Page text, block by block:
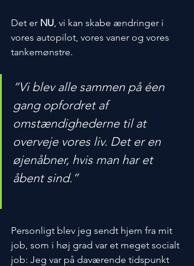
Det er NU, vi kan skabe ændringer i
vores autopilot, vores vaner og vores
tankemønstre.
“Vi blev alle sammen på éen
gang opfordret af
omstændighederne til at
overveje vores liv. Det er en
øjenåbner, hvis man har et
åbent sind.”
Personligt blev jeg sendt hjem fra mit
job, som i høj grad var et meget socialt
job: Jeg var på daværende tidspunkt